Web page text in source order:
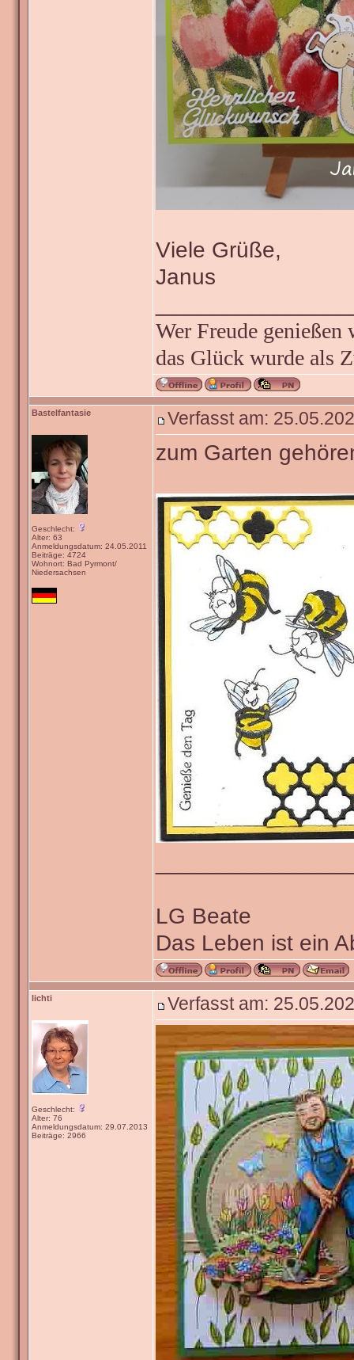
Viele Grüße,
Janus
Wer Freude
das Glück wurde als
Bastelfantasie
Geschlecht:
Alter: 63
Anmeldungsdatum: 24.05.2011
Beiträge: 4724
Wohnort: Bad Pyrmont/
Niedersachsen
Verfasst am:
zum Garten
LG Beate
Das Leben ist ein
lichti
Geschlecht:
Alter: 76
Anmeldungsdatum: 29.07.2013
Beiträge: 2966
Verfasst am: